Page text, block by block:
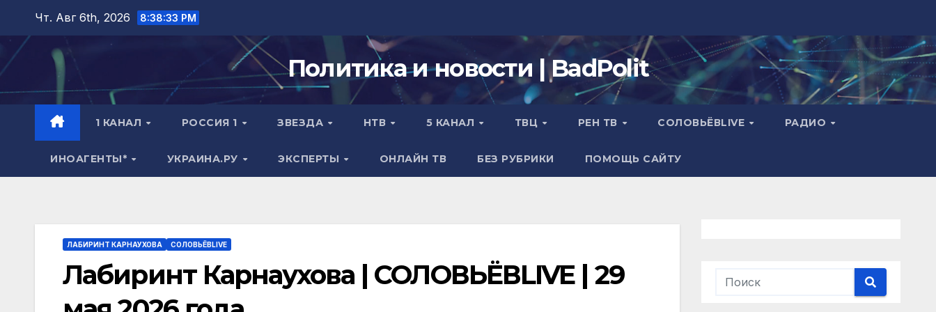
Перейти
содержимому
Чт. Авг 6th, 2026 8:38:34 PM
Политика и новости | BadPolit
1 КАНАЛ РОССИЯ 1 ЗВЕЗДА НТВ 5 КАНАЛ ТВЦ РЕН ТВ СОЛОВЬЁВLIVE РАДИО
ИНОАГЕНТЫ* УКРАИНА.РУ ЭКСПЕРТЫ ОНЛАЙН ТВ БЕЗ РУБРИКИ ПОМОЩЬ САЙТУ
ЛАБИРИНТ КАРНАУХОВА СОЛОВЬЁВLIVE
Лабиринт Карнаухова | СОЛОВЬЁВLIVE | 29